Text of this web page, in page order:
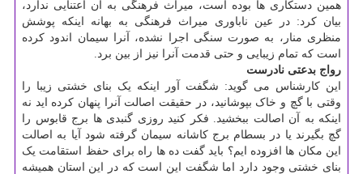
همین دستکاری ها بوده است، میراث فرهنگی به آن اعتنایی ندارد،
بیان کرد: در عین ناباوری میراث فرهنگی به بهانه اینکه پوشش
منظری منار، به صورت سنگی اجرا نشده، آنرا سیمان اندود کرده
است که تمام زیبایی و حتی قدمت آنرا نیز از بین برد.
رواج بدعتی نادرست
این کارشناس می گوید: شگفت آور اینکه یک بنای خشتی زیبا را
وقتی با گچ و خاک بپوشانید، در حقیقت اصالت آنرا پنهان کرده اید نه
اینکه به آن اصالت ببخشید. فکر کنید روزی گنبدی ها برج قابوس را
گچ بگیرند یا در بسطام برج کاشانه سیمان گرفته شود آیا به اصالت
این مکان ها افزوده ایم؟ باید گفت ده ها راه برای حفظ استقامت یک
بنای خشتی وجود دارد اما شگفت این است که در این استان همیشه